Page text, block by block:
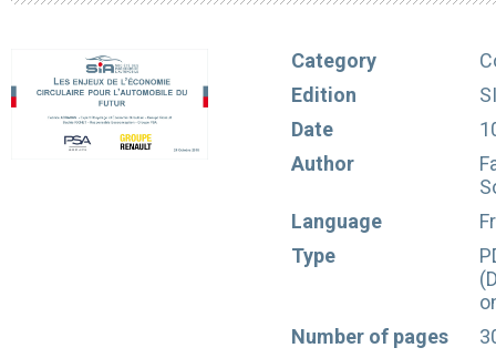
Category
Edition
Date
Author
Language
Type
Number of pages